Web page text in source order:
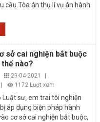
cầu Tòa án thụ lí vụ án hành
sở cai nghiện bắt buộc
nào?
29-04-2021
|
| 1172 Lượt xem
Luật sư, em trai tôi nghiện
áp dụng biện pháp hành
cơ sở cai nghiện bắt buộc,